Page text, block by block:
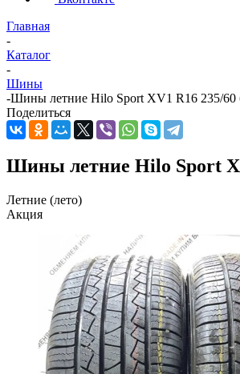
Главная
-
Каталог
-
Шины
-Шины летние Hilo Sport XV1 R16 235/60
Поделиться
Шины летние Hilo Sport
Летние (лето)
Акция